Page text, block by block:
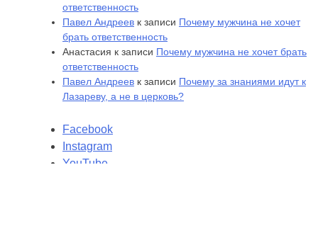
ответственность
Павел Андреев к записи Почему мужчина не хочет
брать ответственность
Анастасия к записи Почему мужчина не хочет брать
ответственность
Павел Андреев к записи Почему за знаниями идут к
Лазареву, а не в церковь?
Facebook
Instagram
YouTube